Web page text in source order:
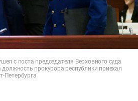
с поста председателя Верховного суда
должность прокурора республики приехал
Петербурга